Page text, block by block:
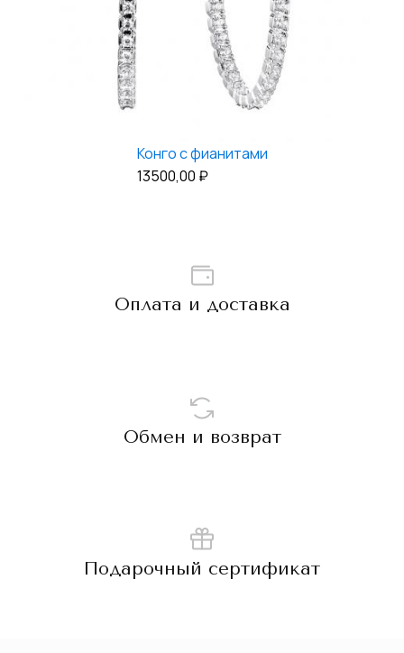
Конго с фианитами
13500,00 ₽
Оплата и доставка
Обмен и возврат
Подарочный сертификат